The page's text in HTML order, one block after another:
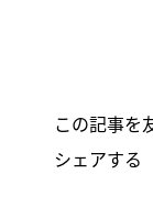
この記事を
シェアする